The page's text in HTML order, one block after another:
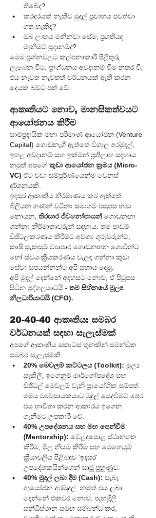
තිබේද?
කරදරයක් නැතිව මුදල් ප්‍රවාහය පවත්වා
ගත හැකිද?
ඔබ ලාභය මනිනවා සේම, ප්‍රගතියද
මැනීමට සූදානම්ද?
මෙම ප්‍රශ්නවලට කල්පනාකාරී පිළිතුරු
ලැබෙන විට, ප්‍රාග්ධනය අවදානම් වීම නතර වී,
එය නැවත නැවතත් වර්ධනයක් ඇති කරන
දෙයක් බවට පත් වේ.
ආකෘතියට නොව, මානසිකත්වයට
ආයෝජනය කිරීම
සාම්ප්‍රදායික මහා පරිමාණ ආයෝජන (Venture
Capital) ගොඩනැගී ඇත්තේ විශාල අරමුදල්,
ඉහළ අවදානම් සහ ඉක්මන් ප්‍රතිලාභ සඳහාය.
නමුත් අපගේ කුඩා ආයෝජන ක්‍රමය (Micro-
VC) ඊට වඩා සම්පූර්ණයෙන්ම වෙනස්
දර්ශනයකි.
ඉදසර ආකෘතිය නිර්මාණය කර ඇත්තේ
බිලියන ගණන් වටිනා සමාගම් පසුපස හඹා
නොයන, තිරසාර ජීවනෝපායන් ගොඩනඟා
ගන්නා නිර්මාතෘවරුන් සඳහාය. තම පාඩම්
ඩිජිටල්කරණය කිරීමට අවශ්‍ය ගුරුවරුන්ට,
කෘෂි සැකසුම් ව්‍යාපාර ගොඩනඟන ගොවීන්ට
හෝ ස්වයංක්‍රීයකරණය වැලඳ ගන්නා කුඩා
සේවා සපයන්නන්ට අපි සහාය දෙමු.
අපි මුදල් දෙන්නේ අදහසට නොව, ඒ පිටුපස
සිටින පුද්ගලයාටයි - තම සිහිනයේ මූල්‍ය
නිලධාරියාටයි (CFO).
20-40-40 ආකෘතිය: සමබර
වර්ධනයක් සඳහා සැලැස්මක්
අපගේ ආකෘතිය කොටස් තුනකින් සමන්විත
සමබර සැලැස්මකි:
20% මෙවලම් කට්ටලය (Toolkit): මූල්‍ය
සැකිලි, ඉගෙනුම් මාර්ගෝපදේශ සහ
ඩිජිටල් මෙවලම් වැනි ප්‍රායෝගික සම්පත්.
මෙය ව්‍යවසායකයාට මුදල් යෙදවීමට පෙර
එය භාවිතා කරන ආකාරය ඉගෙන
ගැනීමට උපකාරී වේ.
40% උපදේශනය සහ මඟ පෙන්වීම
(Mentorship): වෙළඳපොළ ස්ථානගත
කිරීම, මිල නියම කිරීම සහ මෙහෙයුම්
ක්‍රියාවලිය පිළිබඳව 'ඉදසර'
උපදේශකයින්ගෙන් සෘජු පුහුණුව.
40% මුදල් ලබා දීම (Cash): සැබෑ
ආයෝජන අරමුදල්. නමුත් එය ලබා
දෙන්නේ එකවර නොව, පැහැදිලි
සන්ධිස්ථාන සමඟ සම්බන්ධ කර,